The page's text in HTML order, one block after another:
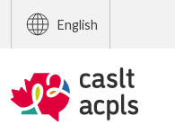
English